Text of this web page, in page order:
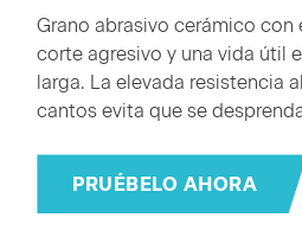
Grano abrasivo cerámico
corte agresivo y una vida útil
larga. La elevada resistencia
cantos evita que se
PRUÉBELO AHORA